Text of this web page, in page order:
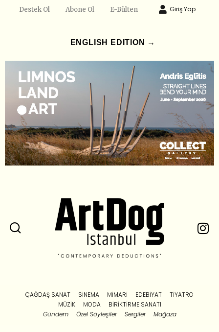
Destek Ol Abone Ol E-Bülten Giriş Yap
ENGLISH EDITION →
ÇAĞDAŞ SANAT SINEMA MIMARI EDEBIYAT
TIYATRO
MÜZIK
MODA
BIRIKTIRME SANATI
Gündem
Özel Söyleşiler Sergiler Mağaza